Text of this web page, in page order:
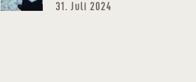
31. Juli 2024